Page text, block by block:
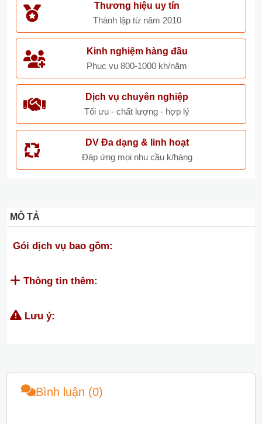
Thương hiệu uy tín
Thành lập từ năm 2010
Kinh nghiệm hàng đầu
Phục vụ 800-1000 kh/năm
Dịch vụ chuyên nghiệp
Tối ưu - chất lượng - hợp lý
DV Đa dạng & linh hoạt
Đáp ứng mọi nhu cầu k/hàng
MÔ TẢ
Gói dịch vụ bao gồm:
Thông tin thêm:
Lưu ý:
Bình luận (0)